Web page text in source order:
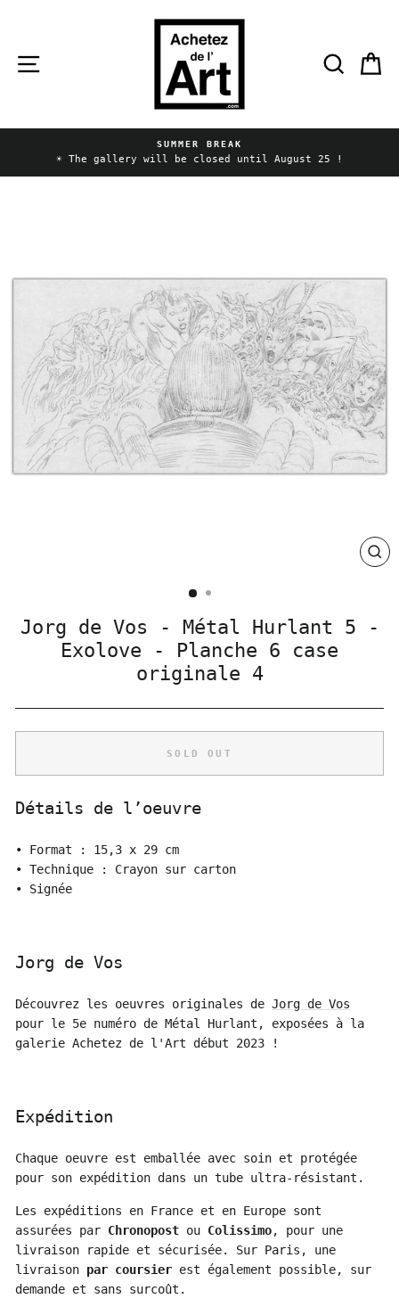
Pause
SUMMER BREAK
☀️ The gallery will be closed until August 25 !
Jorg de Vos - Métal Hurlant 5 -
Exolove - Planche 6 case
originale 4
SOLD OUT
Détails de l’oeuvre
• Format : 15,3 x 29 cm
• Technique : Crayon sur carton
• Signée
Jorg de Vos
Découvrez les oeuvres originales de Jorg de Vos
pour le 5e numéro de Métal Hurlant, exposées à la
galerie Achetez de l'Art début 2023 !
Expédition
Chaque oeuvre est emballée avec soin et protégée
pour son expédition dans un tube ultra-résistant.
Les expéditions en France et en Europe sont
assurées par Chronopost ou Colissimo, pour une
livraison rapide et sécurisée. Sur Paris, une
livraison par coursier est également possible, sur
demande et sans surcoût.